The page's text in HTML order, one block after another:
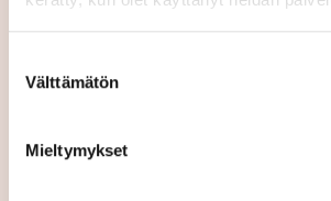
valinta
Välttämätön
Mieltymykset
harkitset huutokauppamme kautta.
kotikäynnillä. Tiedustele
asiakaspalveluumme, puh. 029 003